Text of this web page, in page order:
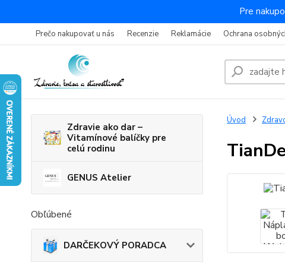
Pre
Prečo nakupovať u nás Recenzie Reklamácie Ochrana
Zdravie ako dar –
Vitamínové balíčky pre
celú rodinu
GENUS Atelier
Obľúbené
DARČEKOVÝ PORADCA
Úvod